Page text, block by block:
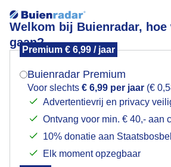
Welkom bij Buienradar,
gaan?
Premium € 6,99 / jaar
Buienradar Premium
Voor slechts € 6,99 per jaar (€
Advertentievrij en privacy
Ontvang voor min. € 40,- aan
10% donatie aan
Elk moment opzegbaar
Een zonovergoten dag
Mogen we je locatie
Indien je hier nog geen akkoord
verschijnt er zo een pop-up uit